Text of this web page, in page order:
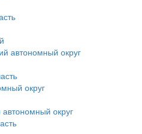
автономный округ
округ
округ